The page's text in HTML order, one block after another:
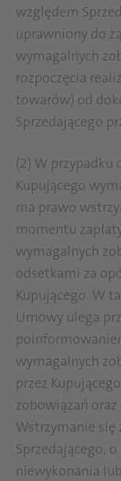
względem
uprawniony do
wymagalnych
rozpoczęcia
towarów) od
Sprzedającego
(2) W przypadku
Kupującego
ma prawo
momentu
wymagalnych
odsetkami za
Kupującego. W
Umowy ulega
wymagalnych
przez
zobowiązań
Wstrzymanie się
Sprzedającego,
niewykonania